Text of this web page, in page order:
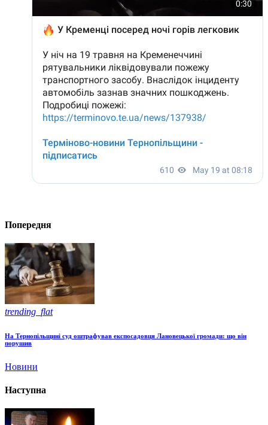
Попередня
trending_flat
На Тернопільщині суд оштрафував експосадовця Лановецької громади: що він
порушив
Новини
Наступна